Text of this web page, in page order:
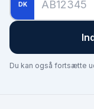
DK
Du kan også fortsætte